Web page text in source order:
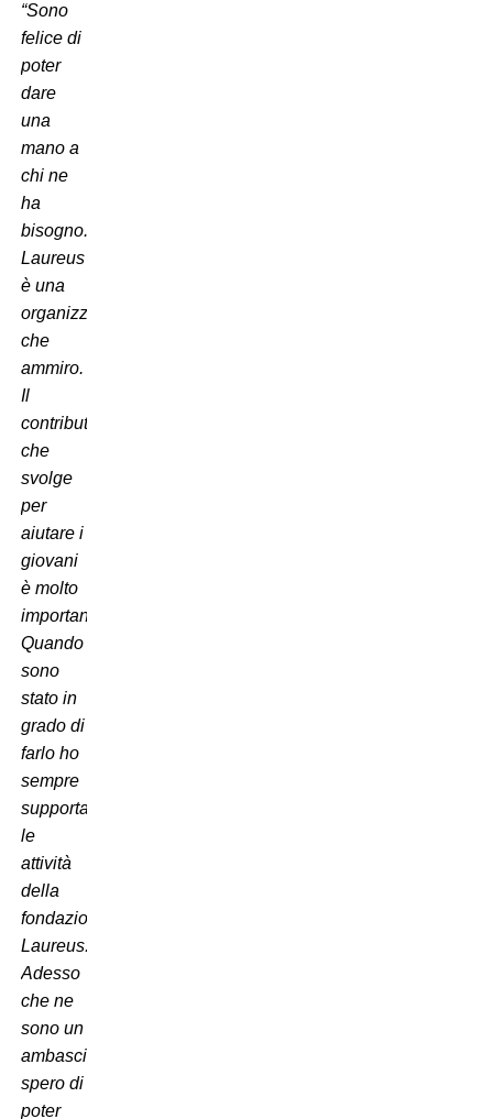
“Sono
felice di
poter
dare
una
mano a
chi ne
ha
bisogno.
Laureus
è una
organizzazione
che
ammiro.
Il
contributo
che
svolge
per
aiutare i
giovani
è molto
importante.
Quando
sono
stato in
grado di
farlo ho
sempre
supportato
le
attività
della
fondazione
Laureus.
Adesso
che ne
sono un
ambasciatore
spero di
poter